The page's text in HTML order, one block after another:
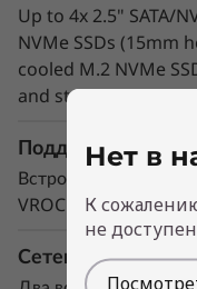
процессорами
поколения.
охлаждения
процессорами
компактном
с процессорами
системах 1/2U с
Одна стойка
может
вычислительной
Up to 4x 2.5" SATA/
NVMe SSDs (15mm
cooled M.2 NVMe
and storage
Поддержка RAID
Встроенный
VROC
Сетевые
Нет в
К
не